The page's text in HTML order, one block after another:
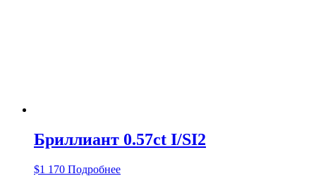
Бриллиант 0.57ct I/SI2
$1 170 Подробнее